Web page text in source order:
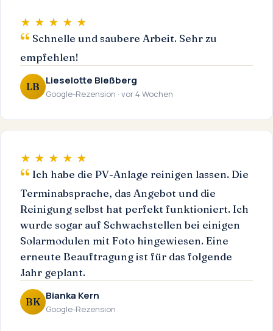
★ ★ ★ ★ ★
Schnelle und saubere Arbeit. Sehr zu
empfehlen!
LB Lieselotte Bleßberg
Google-Rezension · vor 4 Wochen
★ ★ ★ ★ ★
Ich habe die PV-Anlage reinigen lassen. Die
Terminabsprache, das Angebot und die
Reinigung selbst hat perfekt funktioniert. Ich
wurde sogar auf Schwachstellen bei einigen
Solarmodulen mit Foto hingewiesen. Eine
erneute Beauftragung ist für das folgende
Jahr geplant.
BK Bianka Kern
Google-Rezension